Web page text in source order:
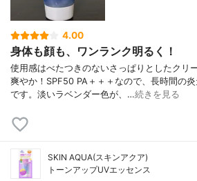
4.00
身体も顔も、ワンランク明るく！
使用感はべたつきのないさっぱりとしたクリ
爽やか！SPF50 PA＋＋＋なので、長時間の
です。淡いラベンダー色が、…続きを見る
SKIN AQUA(スキンアクア)
トーンアップUVエッセンス